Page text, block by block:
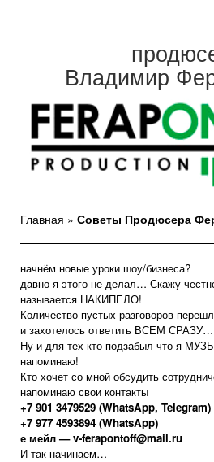
Владимир
Главная » Советы Продюсера
начнём новые уроки шоу/бизнеса?
давно я этого не делал… Скажу
называется НАКИПЕЛО!
Количество пустых разговоров
и захотелось ответить ВСЕМ СРАЗУ…
Ну и для тех кто подзабыл что я
напоминаю!
Кто хочет со мной обсудить
напоминаю свои контакты
+7 901 3479529 (WhatsApp, Telegram)
+7 977 4593894 (WhatsApp)
е мейл —v-ferapontoff@mail.ru
И так начинаем…